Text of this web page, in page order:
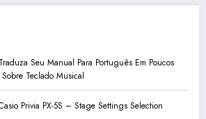
Traduza Seu Manual Para Português Em Poucos
Teclado Musical
Privia PX-5S – Stage Settings Selection